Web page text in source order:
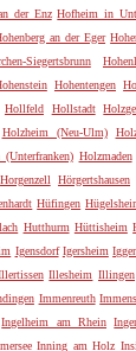
der Enz Hofheim in
an der Eger
Siegertsbrunn
Hohentengen
Hollfeld Hollstadt
Holzheim (Neu-Ulm)
Holzmaden
Horgenzell Hörgertshausen
Hüfingen
Hutthurm Hüttisheim
Igensdorf Igersheim
Illesheim Illingen
Immenreuth
Ingelheim am Rhein
Inning am Holz